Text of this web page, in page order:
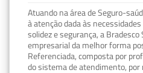
Atuando na área de Seguro-
à atenção dada às
solidez e segurança, a
empresarial da melhor forma
Referenciada, composta por
do sistema de atendimento,